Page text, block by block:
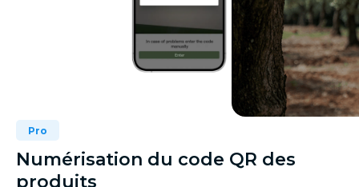
Pro
Numérisation du code QR des
produits